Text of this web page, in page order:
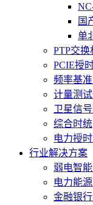
国
单
PTP交换
PCIE授
频率基
计量测
卫星信
综合时统
电力授
行业解决方案
弱电智
电力能
金融银